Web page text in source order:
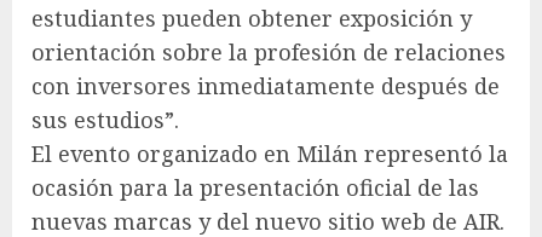
estudiantes pueden obtener exposición y
orientación sobre la profesión de relaciones
con inversores inmediatamente después de
sus estudios”.
El evento organizado en Milán representó la
ocasión para la presentación oficial de las
nuevas marcas y del nuevo sitio web de AIR.